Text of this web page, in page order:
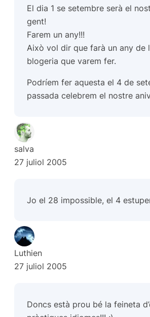
El dia 1 se setembre serà el
gent!
Farem un any!!!
Això vol dir que farà un any de
blogeria que varem fer.
Podríem fer aquesta el 4 de
passada celebrem el nostre
salva
27 juliol 2005
Jo el 28 impossible, el 4
Luthien
27 juliol 2005
Doncs està prou bé la feineta